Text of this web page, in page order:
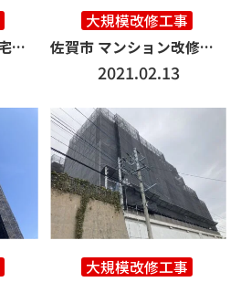
福岡市早良区 公営住宅改修工事 8000㎡
大規模改修工事
佐賀市 マンション改修工事 3500㎡
2021.02.13
大規模改修工事